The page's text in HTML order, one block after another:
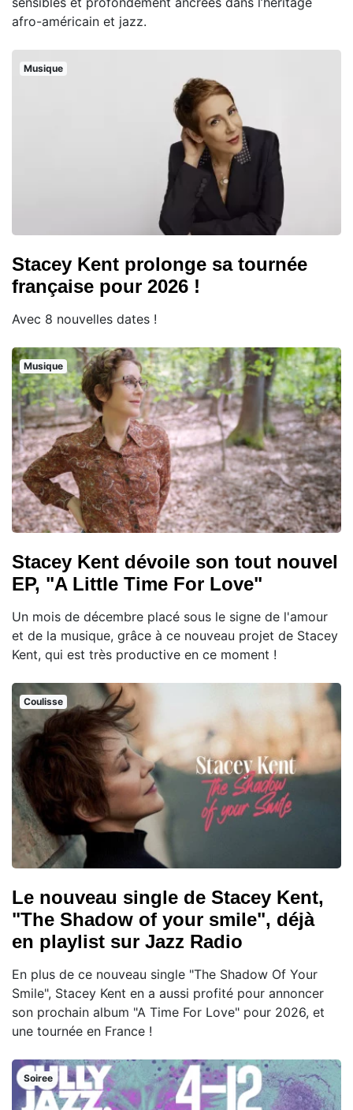
afro-américain et jazz.
Musique
Stacey Kent prolonge sa tournée
française pour 2026 !
Avec 8 nouvelles dates !
Musique
Stacey Kent dévoile son tout nouvel
EP, "A Little Time For Love"
Un mois de décembre placé sous le signe de l'amour
et de la musique, grâce à ce nouveau projet de Stacey
Kent, qui est très productive en ce moment !
Coulisse
Le nouveau single de Stacey Kent,
"The Shadow of your smile", déjà
en playlist sur Jazz Radio
En plus de ce nouveau single "The Shadow Of Your
Smile", Stacey Kent en a aussi profité pour annoncer
son prochain album "A Time For Love" pour 2026, et
une tournée en France !
Soiree